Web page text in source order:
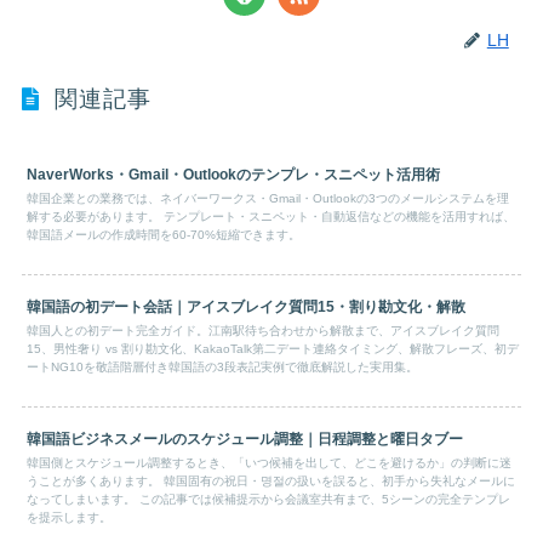
LH
関連記事
NaverWorks・Gmail・Outlookのテンプレ・スニペット活用術
韓国企業との業務では、ネイバーワークス・Gmail・Outlookの3つのメールシステムを理
解する必要があります。 テンプレート・スニペット・自動返信などの機能を活用すれば、
韓国語メールの作成時間を60-70%短縮できます。
韓国語の初デート会話｜アイスブレイク質問15・割り勘文化・解散
韓国人との初デート完全ガイド。江南駅待ち合わせから解散まで、アイスブレイク質問
15、男性奢り vs 割り勘文化、KakaoTalk第二デート連絡タイミング、解散フレーズ、初デ
ートNG10を敬語階層付き韓国語の3段表記実例で徹底解説した実用集。
韓国語ビジネスメールのスケジュール調整｜日程調整と曜日タブー
韓国側とスケジュール調整するとき、「いつ候補を出して、どこを避けるか」の判断に迷
うことが多くあります。 韓国固有の祝日・명절の扱いを誤ると、初手から失礼なメールに
なってしまいます。 この記事では候補提示から会議室共有まで、5シーンの完全テンプレ
を提示します。